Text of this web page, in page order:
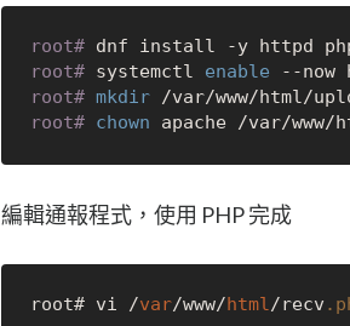
root# dnf install -y httpd php
root# systemctl enable --now
root# mkdir /var/www/html/
root# chown apache /var/www/
編輯通報程式，使用 PHP 完成
root# vi /var/www/html/recv